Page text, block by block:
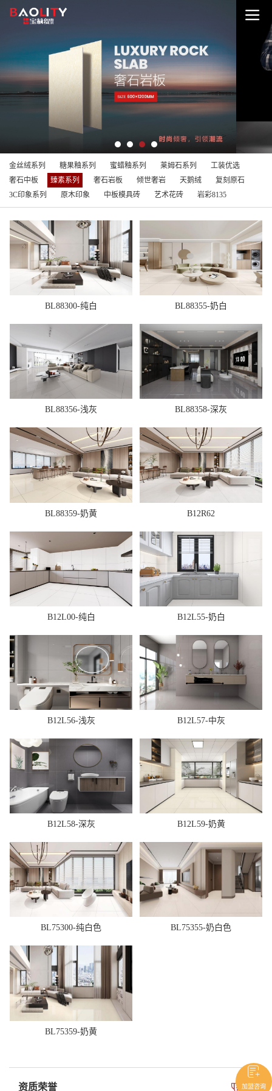
金丝绒系列 糖果釉系列 蜜蜡釉系列 莱姆石系列
工装优选
奢石中板
臻素系列 奢石岩板 倾世奢岩 天鹅绒
复刻原石
3C印象系列
原木印象 中板模具砖 艺术花砖 岩彩8135
BL88300-纯白 BL88355-奶白
BL88356-浅灰 BL88358-深灰
BL88359-奶黄 B12R62
B12L00-纯白 B12L55-奶白
B12L56-浅灰 B12L57-中灰
B12L58-深灰 B12L59-奶黄
BL75300-纯白色 BL75355-奶白色
BL75359-奶黄
资质荣誉 加盟咨询